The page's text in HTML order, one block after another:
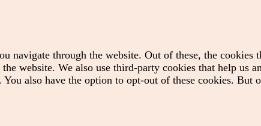
navigate through the website. Out of these, the cookies
website. We also use third-party cookies that help us
also have the option to opt-out of these cookies. But